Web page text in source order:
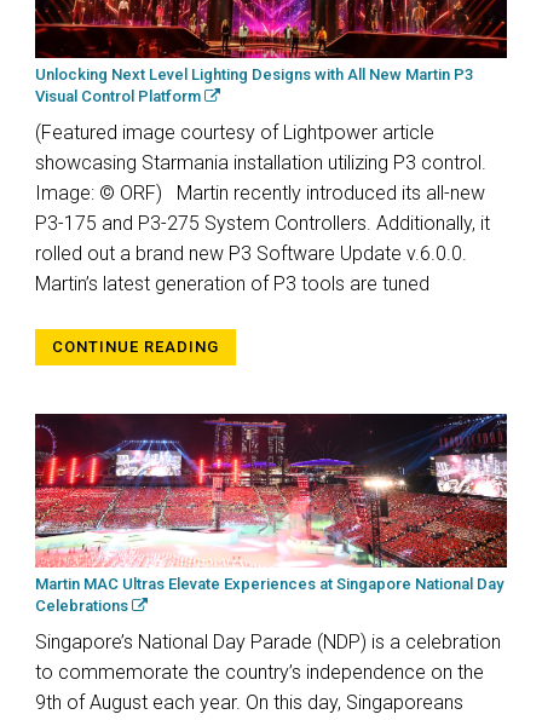
Unlocking Next Level Lighting Designs with All New Martin P3
Visual Control Platform
(Featured image courtesy of Lightpower article
showcasing Starmania installation utilizing P3 control.
Image: © ORF) Martin recently introduced its all-new
P3-175 and P3-275 System Controllers. Additionally, it
rolled out a brand new P3 Software Update v.6.0.0.
Martin’s latest generation of P3 tools are tuned
CONTINUE READING
Martin MAC Ultras Elevate Experiences at Singapore National Day
Celebrations
Singapore’s National Day Parade (NDP) is a celebration
to commemorate the country’s independence on the
9th of August each year. On this day, Singaporeans